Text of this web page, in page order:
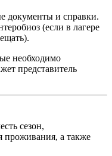
документы и справки.
(если в лагере
необходимо
представитель
сезон,
проживания, а также